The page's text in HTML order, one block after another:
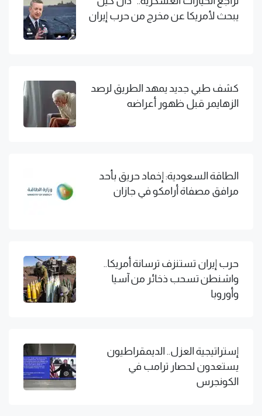
يبحث لأمريكا عن مخرج من حرب إيران
كشف طبي جديد يمهد الطريق لرصد
الزهايمر قبل ظهور أعراضه
الطاقة السعودية: إخماد حريق بأحد
مرافق مصفاة أرامكو في جازان
حرب إيران تستنزف ترسانة أمريكا..
واشنطن تسحب ذخائر من آسيا
وأوروبا
إستراتيجية العزل.. الديمقراطيون
يستعدون لحصار ترامب في
الكونجرس